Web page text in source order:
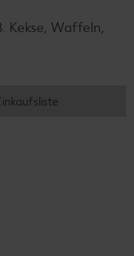
Kekse, Waffeln,